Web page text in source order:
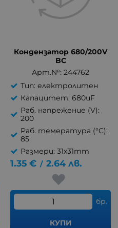
Кондензатор 680/200V
BC
Арт.№: 244762
Тип: електролитен
Капацитет: 680uF
Раб. напрежение (V):
200
Раб. темература (°C):
85
Размери: 31x31mm
1.35 € / 2.64 лв.
бр.
КУПИ